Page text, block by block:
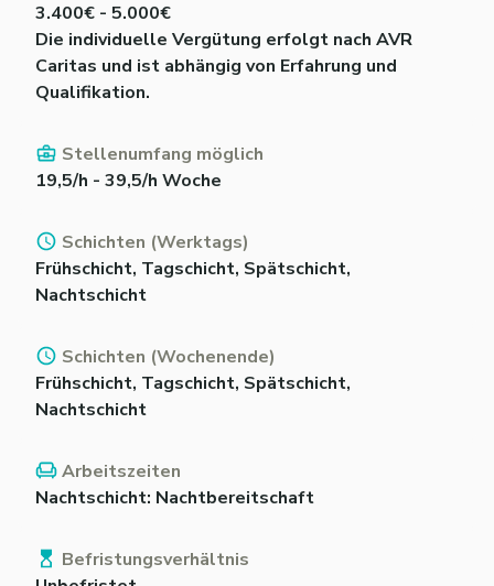
3.400€ - 5.000€
Die individuelle Vergütung erfolgt nach AVR
Caritas und ist abhängig von Erfahrung und
Qualifikation.
Stellenumfang möglich
19,5/h - 39,5/h Woche
Schichten (Werktags)
Frühschicht, Tagschicht, Spätschicht,
Nachtschicht
Schichten (Wochenende)
Frühschicht, Tagschicht, Spätschicht,
Nachtschicht
Arbeitszeiten
Nachtschicht: Nachtbereitschaft
Befristungsverhältnis